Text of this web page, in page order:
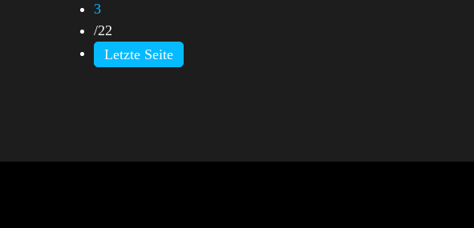
3
/22
Letzte Seite